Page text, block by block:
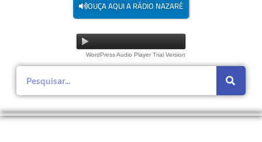
OUÇA AQUI A RÁDIO NAZARÉ
WordPress Audio Player Trial Version